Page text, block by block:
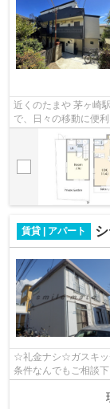
近くのたまや 茅ヶ崎
で、日々の移動に便
ただける物件です。
賃貸 | アパート
☆礼金ナシ☆ガスキ
条件なんでもご相談
ンバー１のスマイル